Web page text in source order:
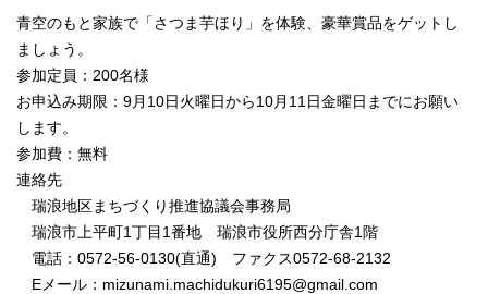
青空のもと家族で「さつま芋ほり」を体験、豪華賞品をゲットし
ましょう。
参加定員：200名様
お申込み期限：9月10日火曜日から10月11日金曜日までにお願い
します。
参加費：無料
連絡先
瑞浪地区まちづくり推進協議会事務局
瑞浪市上平町1丁目1番地 瑞浪市役所西分庁舎1階
電話：0572-56-0130(直通) ファクス0572-68-2132
Eメール：mizunami.machidukuri6195@gmail.com